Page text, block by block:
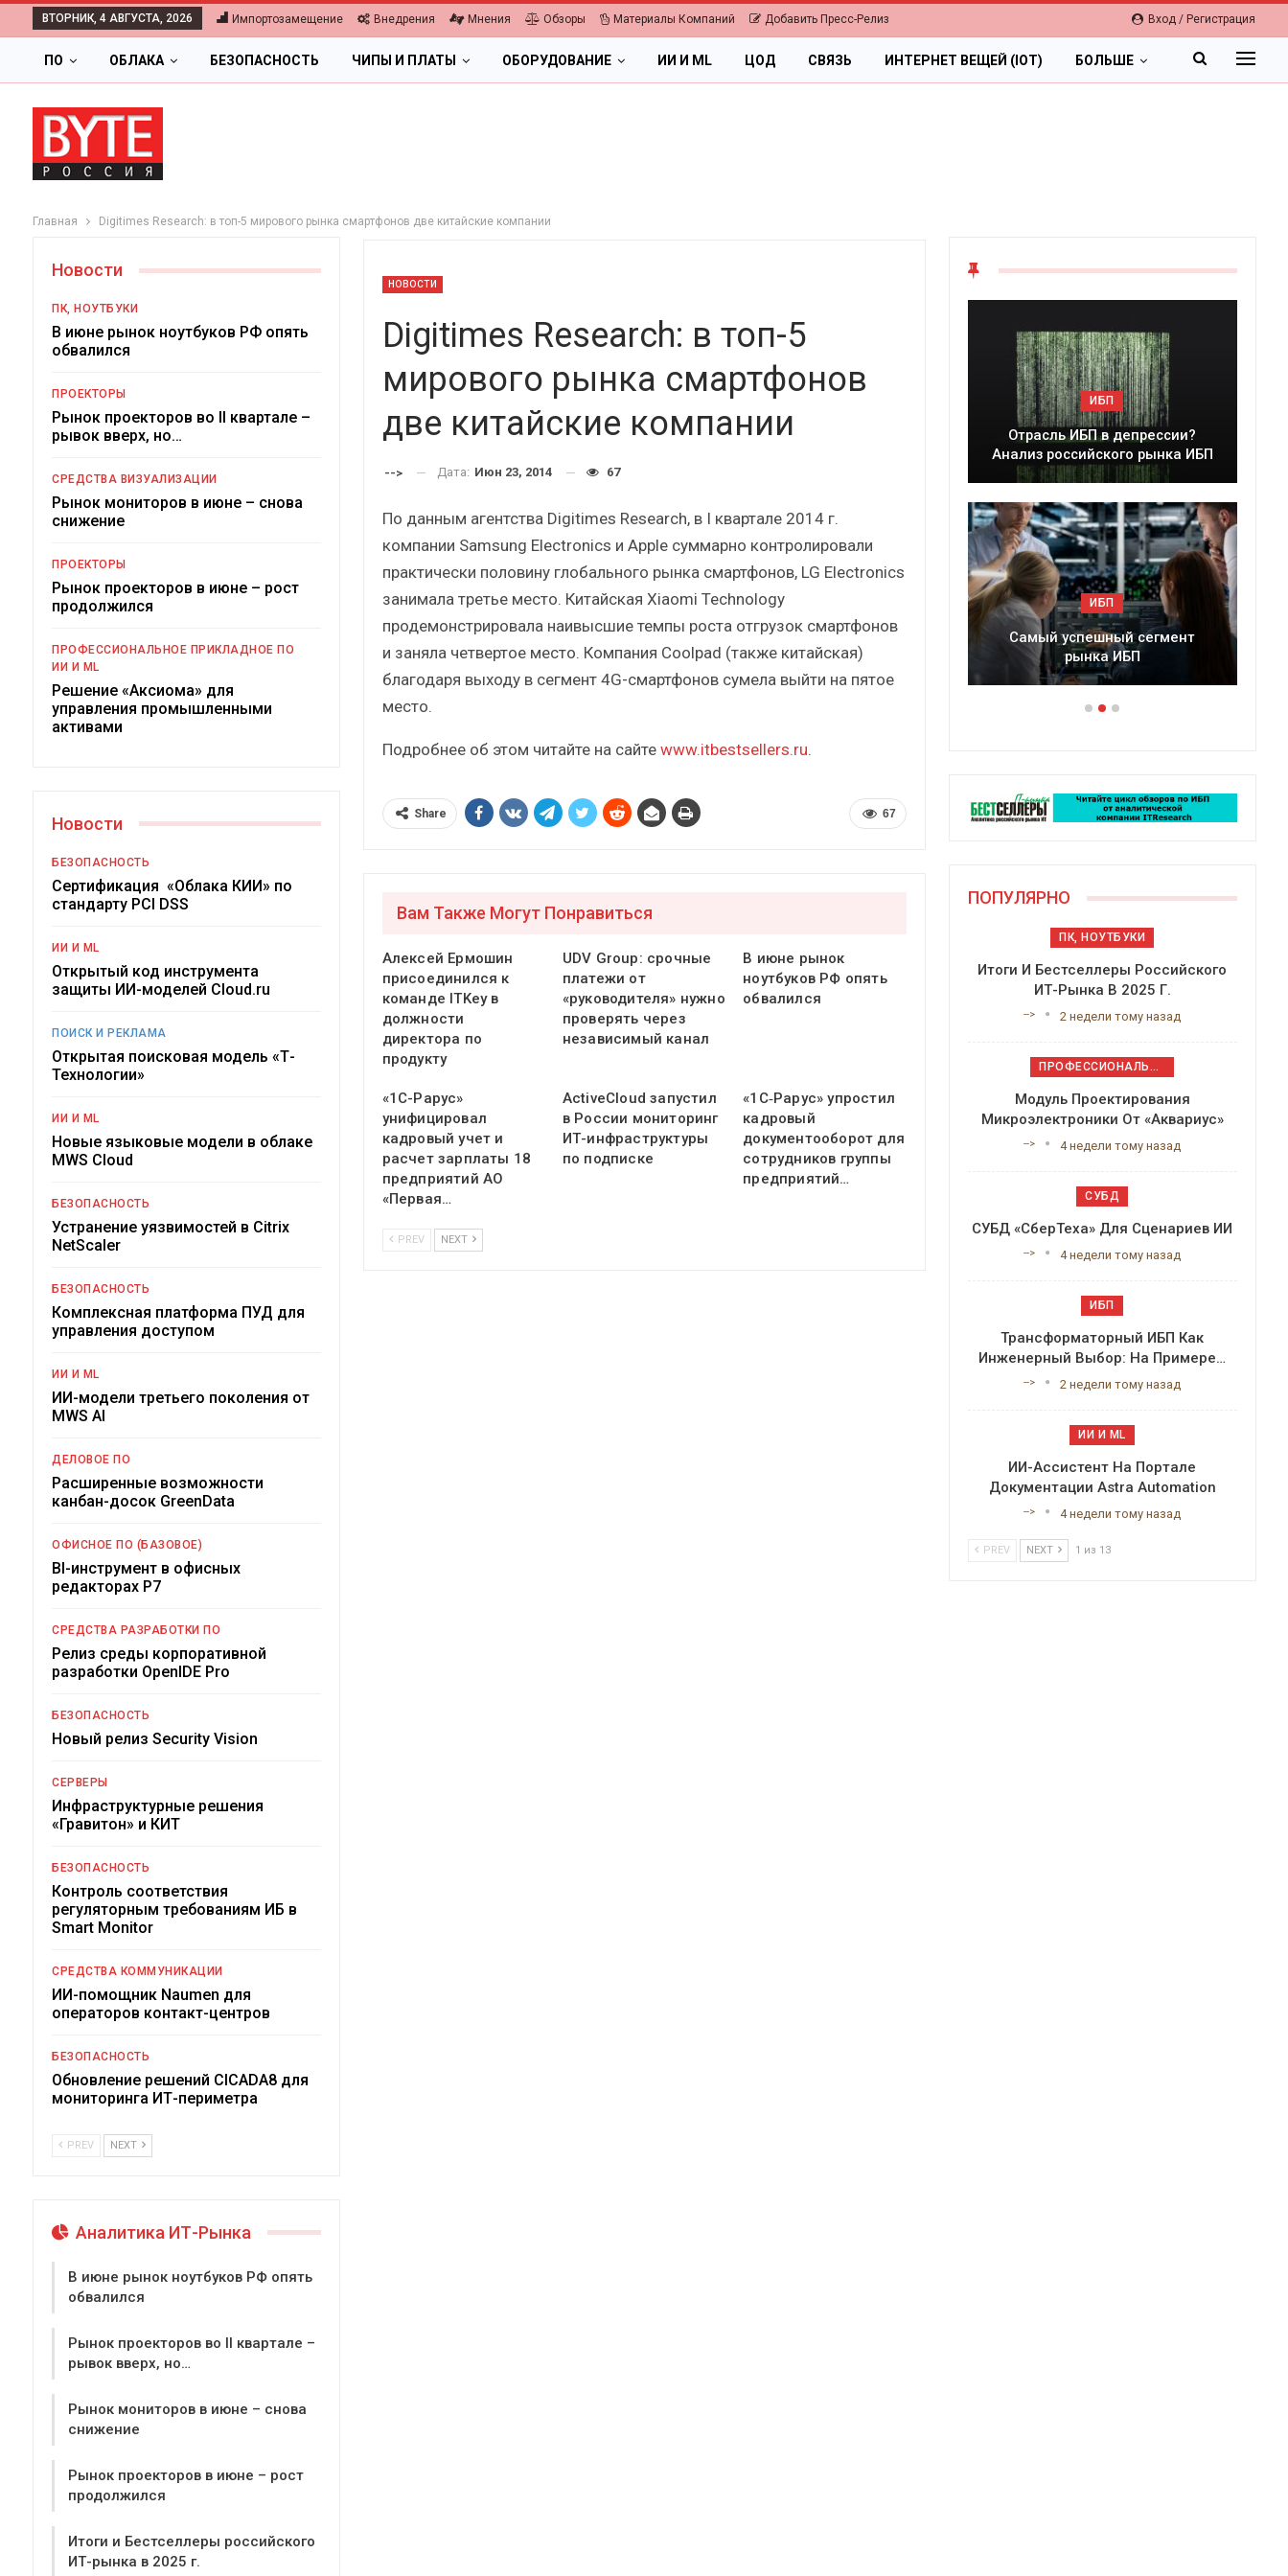
Вход / Регистрация
ВТОРНИК, 4 АВГУСТА, 2026 Импортозамещение Внедрения Мнения Обзоры Материалы Компаний Добавить Пресс-Релиз
ПО ОБЛАКА БЕЗОПАСНОСТЬ ЧИПЫ И ПЛАТЫ ОБОРУДОВАНИЕ ИИ И ML ЦОД СВЯЗЬ ИНТЕРНЕТ ВЕЩЕЙ (IOT) БОЛЬШЕ
Главная Digitimes Research: в топ-5 мирового рынка смартфонов две китайские компании
НОВОСТИ
Digitimes Research: в топ-5
мирового рынка смартфонов
две китайские компании
--> Дата: Июн 23, 2014 67
По данным агентства Digitimes Research, в I квартале 2014 г.
компании Samsung Electronics и Apple суммарно контролировали
практически половину глобального рынка смартфонов, LG Electronics
занимала третье место. Китайская Xiaomi Technology
продемонстрировала наивысшие темпы роста отгрузок смартфонов
и заняла четвертое место. Компания Coolpad (также китайская)
благодаря выходу в сегмент 4G-смартфонов сумела выйти на пятое
место.
Подробнее об этом читайте на сайте www.itbestsellers.ru.
67
Share
Вам Также Могут Понравиться
Алексей Ермошин
присоединился к
команде ITKey в
должности
директора по
продукту
UDV Group: срочные
платежи от
«руководителя» нужно
проверять через
независимый канал
В июне рынок
ноутбуков РФ опять
обвалился
«1С-Рарус»
унифицировал
кадровый учет и
расчет зарплаты 18
предприятий АО
«Первая…
ActiveCloud запустил
в России мониторинг
ИТ-инфраструктуры
по подписке
«1С‑Рарус» упростил
кадровый
документооборот для
сотрудников группы
предприятий…
PREV NEXT
Новости
ПК, НОУТБУКИ
В июне рынок ноутбуков РФ опять
обвалился
ПРОЕКТОРЫ
Рынок проекторов во II квартале –
рывок вверх, но…
СРЕДСТВА ВИЗУАЛИЗАЦИИ
Рынок мониторов в июне – снова
снижение
ПРОЕКТОРЫ
Рынок проекторов в июне – рост
продолжился
ПРОФЕССИОНАЛЬНОЕ ПРИКЛАДНОЕ ПО
ИИ И ML
Решение «Аксиома» для
управления промышленными
активами
Новости
БЕЗОПАСНОСТЬ
Сертификация «Облака КИИ» по
стандарту PCI DSS
ИИ И ML
Открытый код инструмента
защиты ИИ-моделей Cloud.ru
ПОИСК И РЕКЛАМА
Открытая поисковая модель «Т-
Технологии»
ИИ И ML
Новые языковые модели в облаке
MWS Cloud
БЕЗОПАСНОСТЬ
Устранение уязвимостей в Citrix
NetScaler
БЕЗОПАСНОСТЬ
Комплексная платформа ПУД для
управления доступом
ИИ И ML
ИИ-модели третьего поколения от
MWS AI
ДЕЛОВОЕ ПО
Расширенные возможности
канбан-досок GreenData
ОФИСНОЕ ПО (БАЗОВОЕ)
BI-инструмент в офисных
редакторах Р7
СРЕДСТВА РАЗРАБОТКИ ПО
Релиз среды корпоративной
разработки OpenIDE Pro
БЕЗОПАСНОСТЬ
Новый релиз Security Vision
СЕРВЕРЫ
Инфраструктурные решения
«Гравитон» и КИТ
БЕЗОПАСНОСТЬ
Контроль соответствия
регуляторным требованиям ИБ в
Smart Monitor
СРЕДСТВА КОММУНИКАЦИИ
ИИ-помощник Naumen для
операторов контакт-центров
БЕЗОПАСНОСТЬ
Обновление решений CICADA8 для
мониторинга ИТ-периметра
PREV NEXT
Аналитика ИТ-Рынка
В июне рынок ноутбуков РФ опять
обвалился
Рынок проекторов во II квартале –
рывок вверх, но…
Рынок мониторов в июне – снова
снижение
Рынок проекторов в июне – рост
продолжился
Итоги и Бестселлеры российского
ИТ-рынка в 2025 г.
ОБЛАКА
Цифровая экономика 2026.
Краткий статистический
ИБП
Подкосят ли глобальные угрозы
российский рынок ИБП?
Итоги и Бестселлеры
ИБП
Отрасль ИБП в депрессии?
Часть II.
Отрасль ИБП в депрессии?
Анализ российского рынка ИБП
ИБП
Самый успешный сегмент
Краткий
Подкосят ли
ПОПУЛЯРНО
ПК, НОУТБУКИ
Итоги И Бестселлеры Российского
ИТ-Рынка В 2025 Г.
--> 2 недели тому назад
ПРОФЕССИОНАЛЬНОЕ ПРИКЛАДНОЕ ПО
Модуль Проектирования
Микроэлектроники От «Аквариус»
--> 4 недели тому назад
СУБД
СУБД «СберТеха» Для Сценариев ИИ
--> 4 недели тому назад
ИБП
Трансформаторный ИБП Как
Инженерный Выбор: На Примере…
--> 2 недели тому назад
ИИ И ML
ИИ-Ассистент На Портале
Документации Astra Automation
--> 4 недели тому назад
PREV NEXT 1 из 13